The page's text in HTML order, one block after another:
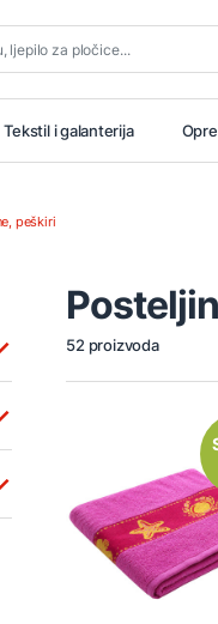
Tekstil i galanterija
peškiri
52 proizvoda